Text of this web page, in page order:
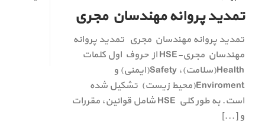
تمدید پروانه مهندسان مجری
تمدید پروانه مهندسان مجری تمدید پروانه
مهندسان مجری-HSE از حروف اول کلمات
Health(سلامت)، Safety(ایمنی) و
Enviroment(محیط زیست) تشکیل شده
است. به طور کلی HSE شامل قوانین، مقررات
و [...]